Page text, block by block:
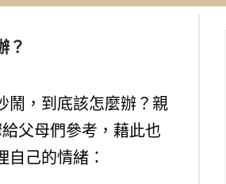
？
鬧，到底該怎麼辦？親
父母們參考，藉此也
自己的情緒：